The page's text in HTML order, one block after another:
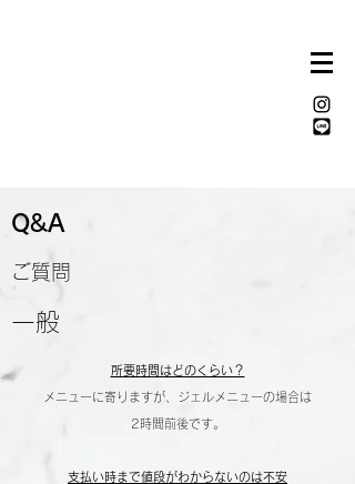
Q&A
ご質問
一般
所要時間はどのくらい？
メニューに寄りますが、ジェルメニューの場合は
2時間前後です。
支払い時まで値段がわからないのは不安